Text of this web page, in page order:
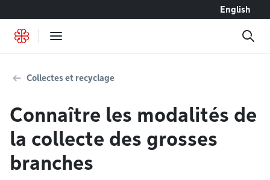
English
Collectes et recyclage
Connaître les modalités de
la collecte des grosses
branches